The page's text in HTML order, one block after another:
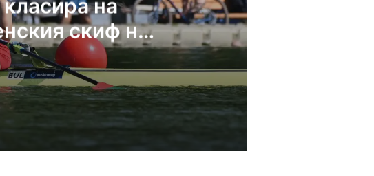
на
скиф на
гребане